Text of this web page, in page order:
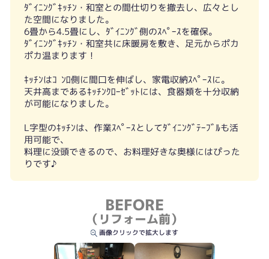
ﾀﾞｲﾆﾝｸﾞｷｯﾁﾝ・和室との間仕切りを撤去し、広々とし
た空間になりました。
6畳から4.5畳にし、ﾀﾞｲﾆﾝｸﾞ側のｽﾍﾟｰｽを確保。
ﾀﾞｲﾆﾝｸﾞｷｯﾁﾝ・和室共に床暖房を敷き、足元からポカ
ポカ温まります！
ｷｯﾁﾝはｺﾝﾛ側に間口を伸ばし、家電収納ｽﾍﾟｰｽに。
天井高まであるｷｯﾁﾝｸﾛｰｾﾞｯﾄには、食器類を十分収納
が可能になりました。
L字型のｷｯﾁﾝは、作業ｽﾍﾟｰｽとしてﾀﾞｲﾆﾝｸﾞﾃｰﾌﾞﾙも活
用可能で、
料理に没頭できるので、お料理好きな奥様にはぴった
りです♪
BEFORE
（リフォーム前）
画像クリックで拡大します